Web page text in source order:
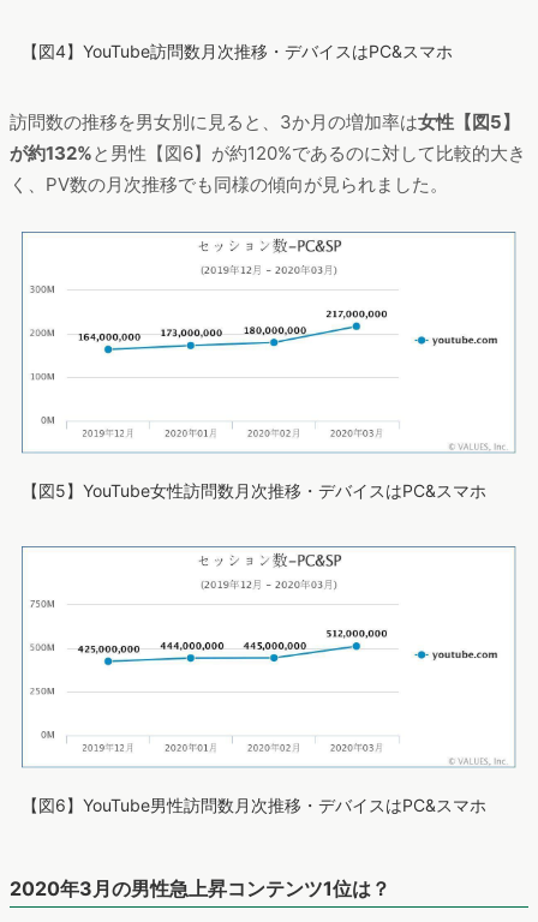
【図4】YouTube訪問数月次推移・デバイスはPC&スマホ
訪問数の推移を男女別に見ると、3か月の増加率は女性【図5】
が約132%と男性【図6】が約120%であるのに対して比較的大き
く、PV数の月次推移でも同様の傾向が見られました。
【図5】YouTube女性訪問数月次推移・デバイスはPC&スマホ
【図6】YouTube男性訪問数月次推移・デバイスはPC&スマホ
2020年3月の男性急上昇コンテンツ1位は？